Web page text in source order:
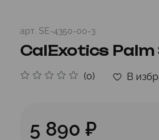
арт. SE-4350-00-3
CalExotics Palm
(0) В
5 890 ₽